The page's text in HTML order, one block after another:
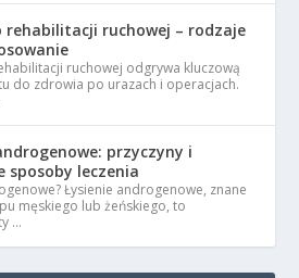
rehabilitacji ruchowej – rodzaje
ruchowej odgrywa kluczową
do zdrowia po urazach i operacjach.
przyczyny i
sposoby leczenia
Łysienie androgenowe, znane
męskiego lub żeńskiego, to
…